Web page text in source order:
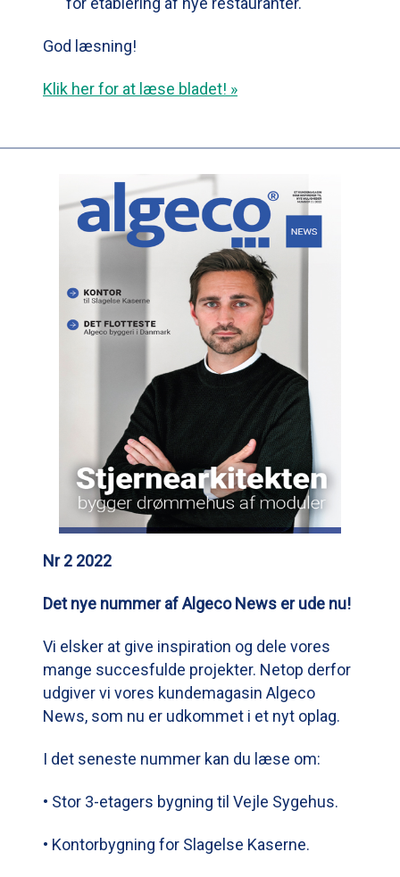
God læsning!
Klik her for at læse bladet! »
Nr 2 2022
Det nye nummer af Algeco News er ude nu!
Vi elsker at give inspiration og dele vores
mange succesfulde projekter. Netop derfor
udgiver vi vores kundemagasin Algeco
News, som nu er udkommet i et nyt oplag.
I det seneste nummer kan du læse om:
• Stor 3-etagers bygning til Vejle Sygehus.
• Kontorbygning for Slagelse Kaserne.